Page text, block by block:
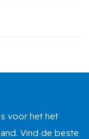
voor het het
Vind de beste